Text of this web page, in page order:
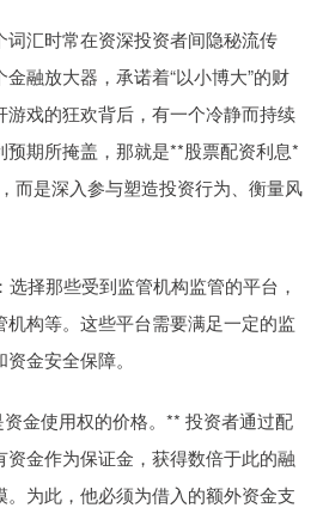
汇时常在资深投资者间隐秘流传
融放大器，承诺着“以小博大”的财
戏的狂欢背后，有一个冷静而持续
期所掩盖，那就是**股票配资利息*
而是深入参与塑造投资行为、衡量风
择那些受到监管机构监管的平台，
构等。这些平台需要满足一定的监
金安全保障。
金使用权的价格。** 投资者通过配
金作为保证金，获得数倍于此的融
为此，他必须为借入的额外资金支